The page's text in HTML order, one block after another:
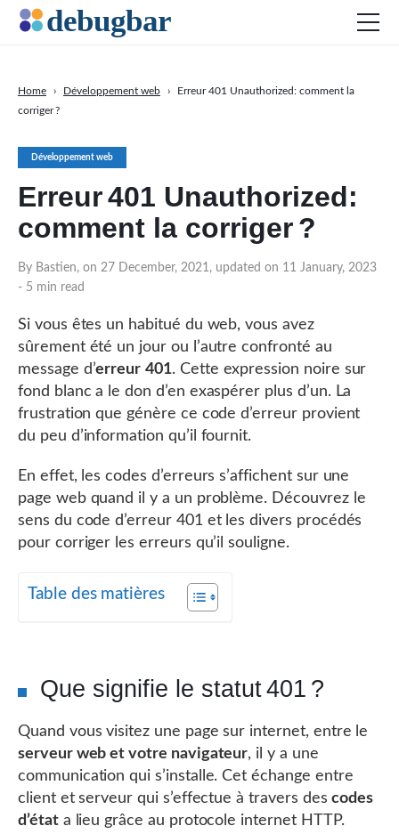
Développement web
Erreur 401 Unauthorized:
comment la corriger ?
By Bastien, on 27 December, 2021, updated on 11 January, 2023
- 5 min read
Home › Développement web ›
Erreur 401 Unauthorized: comment la
corriger ?
Si vous êtes un habitué du web, vous avez
sûrement été un jour ou l’autre confronté au
message d’erreur 401. Cette expression noire sur
fond blanc a le don d’en exaspérer plus d’un. La
frustration que génère ce code d’erreur provient
du peu d’information qu’il fournit.
En effet, les codes d’erreurs s’affichent sur une
page web quand il y a un problème. Découvrez le
sens du code d’erreur 401 et les divers procédés
pour corriger les erreurs qu’il souligne.
Table des matières
Que signifie le statut 401 ?
Quand vous visitez une page sur internet, entre le
serveur web et votre navigateur, il y a une
communication qui s’installe. Cet échange entre
client et serveur qui s’effectue à travers descodes
d’étata lieu grâce au protocole internet HTTP.
SEO
Réseaux sociaux
DOWNLOAD DEBUGBAR